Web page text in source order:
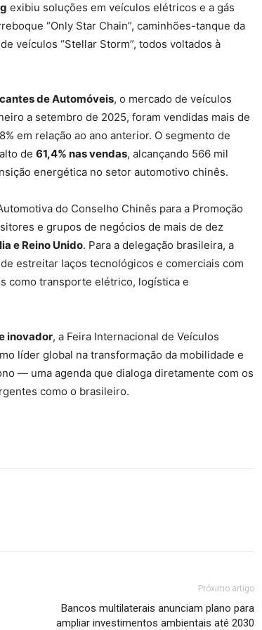
exibiu soluções em veículos elétricos e a gás
“Only Star Chain”, caminhões-tanque da
veículos “Stellar Storm”, todos voltados à
de Automóveis, o mercado de veículos
a setembro de 2025, foram vendidas mais de
em relação ao ano anterior. O segmento de
de 61,4% nas vendas, alcançando 566 mil
energética no setor automotivo chinês.
do Conselho Chinês para a Promoção
e grupos de negócios de mais de dez
e Reino Unido. Para a delegação brasileira, a
estreitar laços tecnológicos e comerciais com
como transporte elétrico, logística e
inovador, a Feira Internacional de Veículos
líder global na transformação da mobilidade e
— uma agenda que dialoga diretamente com os
como o brasileiro.
Próximo artigo
Bancos multilaterais anunciam plano para
ampliar investimentos ambientais até 2030